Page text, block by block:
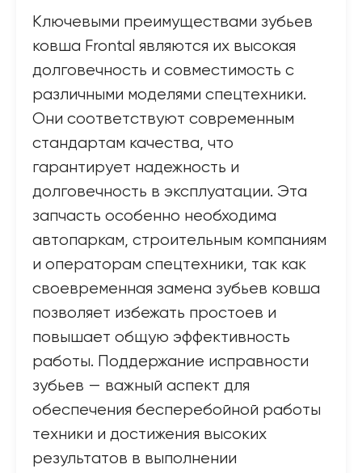
Ключевыми преимуществами зубьев
ковша Frontal являются их высокая
долговечность и совместимость с
различными моделями спецтехники.
Они соответствуют современным
стандартам качества, что
гарантирует надежность и
долговечность в эксплуатации. Эта
запчасть особенно необходима
автопаркам, строительным компаниям
и операторам спецтехники, так как
своевременная замена зубьев ковша
позволяет избежать простоев и
повышает общую эффективность
работы. Поддержание исправности
зубьев — важный аспект для
обеспечения бесперебойной работы
техники и достижения высоких
результатов в выполнении